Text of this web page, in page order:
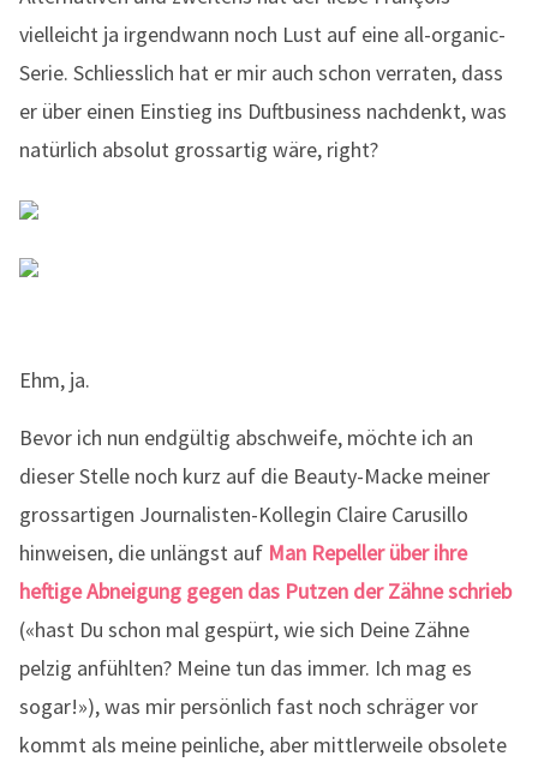
vielleicht ja irgendwann noch Lust auf eine all-organic-
Serie. Schliesslich hat er mir auch schon verraten, dass
er über einen Einstieg ins Duftbusiness nachdenkt, was
natürlich absolut grossartig wäre, right?
Ehm, ja.
Bevor ich nun endgültig abschweife, möchte ich an
dieser Stelle noch kurz auf die Beauty-Macke meiner
grossartigen Journalisten-Kollegin Claire Carusillo
hinweisen, die unlängst auf Man Repeller über ihre
heftige Abneigung gegen das Putzen der Zähne schrieb
(«hast Du schon mal gespürt, wie sich Deine Zähne
pelzig anfühlten? Meine tun das immer. Ich mag es
sogar!»), was mir persönlich fast noch schräger vor
kommt als meine peinliche, aber mittlerweile obsolete